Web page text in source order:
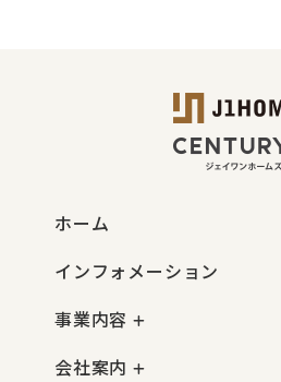
ホーム
インフォメーション
事業内容
会社案内